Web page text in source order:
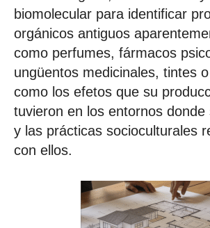
biomolecular para identificar
orgánicos antiguos
como perfumes, fármacos
ungüentos medicinales, tintes
como los efetos que su
tuvieron en los entornos donde
y las prácticas socioculturales
con ellos.